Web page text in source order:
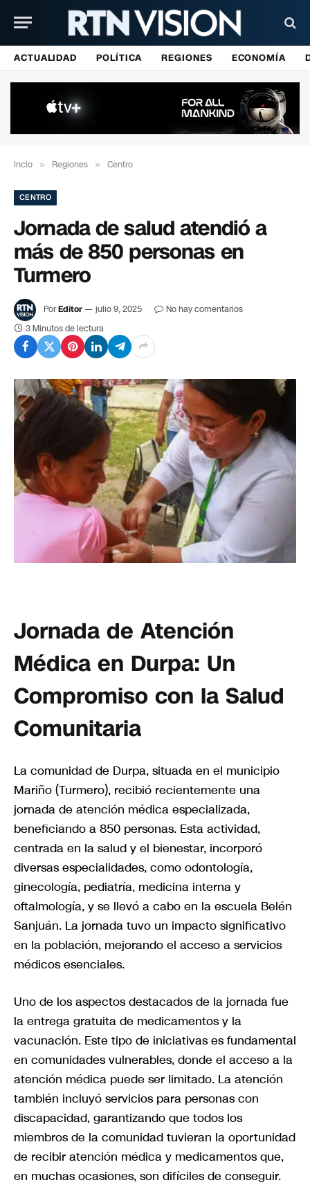
ACTUALIDAD POLÍTICA REGIONES ECONOMÍA
Incio » Regiones » Centro
CENTRO
Jornada de salud atendió a
más de 850 personas en
Turmero
PorEditor julio 9, 2025
No hay comentarios
3 Minutos de lectura
Jornada de Atención
Médica en Durpa: Un
Compromiso con la Salud
Comunitaria
La comunidad de Durpa, situada en el municipio
Mariño (Turmero), recibió recientemente una
jornada de atención médica especializada,
beneficiando a 850 personas. Esta actividad,
centrada en la salud y el bienestar, incorporó
diversas especialidades, como odontología,
ginecología, pediatría, medicina interna y
oftalmología, y se llevó a cabo en la escuela Belén
Sanjuán. La jornada tuvo un impacto significativo
en la población, mejorando el acceso a servicios
médicos esenciales.
Uno de los aspectos destacados de la jornada fue
la entrega gratuita de medicamentos y la
vacunación. Este tipo de iniciativas es fundamental
en comunidades vulnerables, donde el acceso a la
atención médica puede ser limitado. La atención
también incluyó servicios para personas con
discapacidad, garantizando que todos los
miembros de la comunidad tuvieran la oportunidad
de recibir atención médica y medicamentos que,
en muchas ocasiones, son difíciles de conseguir.